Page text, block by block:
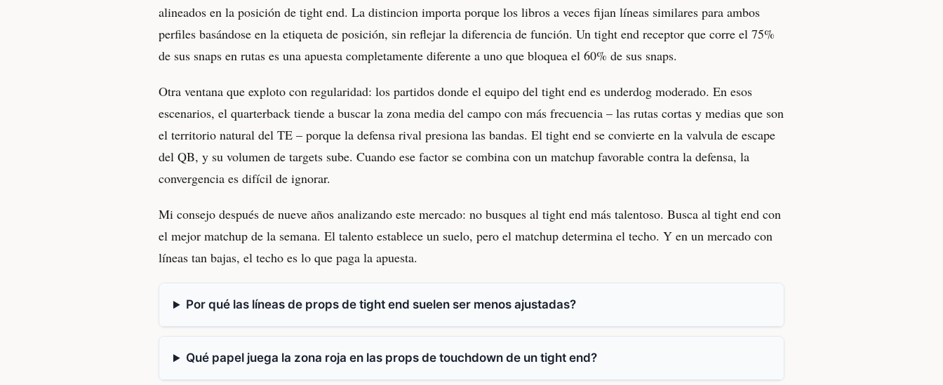
alineados en la posición de tight end. La distincion importa porque los libros a veces fijan líneas similares para ambos
perfiles basándose en la etiqueta de posición, sin reflejar la diferencia de función. Un tight end receptor que corre el 75%
de sus snaps en rutas es una apuesta completamente diferente a uno que bloquea el 60% de sus snaps.
Otra ventana que exploto con regularidad: los partidos donde el equipo del tight end es underdog moderado. En esos
escenarios, el quarterback tiende a buscar la zona media del campo con más frecuencia – las rutas cortas y medias que son
el territorio natural del TE – porque la defensa rival presiona las bandas. El tight end se convierte en la valvula de escape
del QB, y su volumen de targets sube. Cuando ese factor se combina con un matchup favorable contra la defensa, la
convergencia es difícil de ignorar.
Mi consejo después de nueve años analizando este mercado: no busques al tight end más talentoso. Busca al tight end con
el mejor matchup de la semana. El talento establece un suelo, pero el matchup determina el techo. Y en un mercado con
líneas tan bajas, el techo es lo que paga la apuesta.
Por qué las líneas de props de tight end suelen ser menos ajustadas?
Qué papel juega la zona roja en las props de touchdown de un tight end?